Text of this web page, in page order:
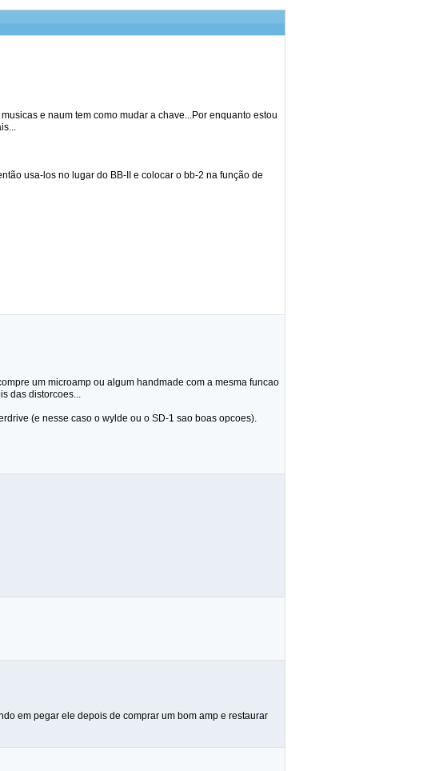
e naum tem como mudar a chave...Por enquanto estou
usa-los no lugar do BB-II e colocar o bb-2 na função de
um microamp ou algum handmade com a mesma funcao
das distorcoes...
(e nesse caso o wylde ou o SD-1 sao boas opcoes).
em pegar ele depois de comprar um bom amp e restaurar